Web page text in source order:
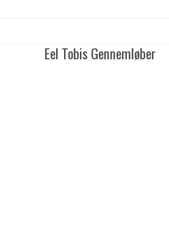
Eel Tobis Gennemløber